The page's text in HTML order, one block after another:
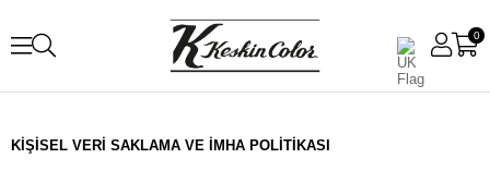
0
KİŞİSEL VERİ SAKLAMA VE İMHA POLİTİKASI